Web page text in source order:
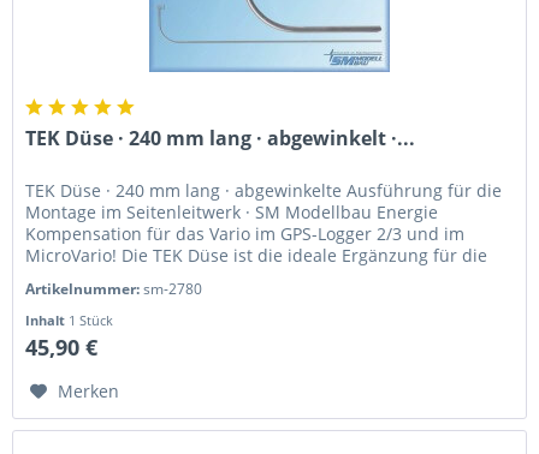
TEK Düse · 240 mm lang · abgewinkelt ·...
TEK Düse · 240 mm lang · abgewinkelte Ausführung für die
Montage im Seitenleitwerk · SM Modellbau Energie
Kompensation für das Vario im GPS-Logger 2/3 und im
MicroVario! Die TEK Düse ist die ideale Ergänzung für die
Artikelnummer:sm-2780
Inhalt 1 Stück
45,90 €
Merken